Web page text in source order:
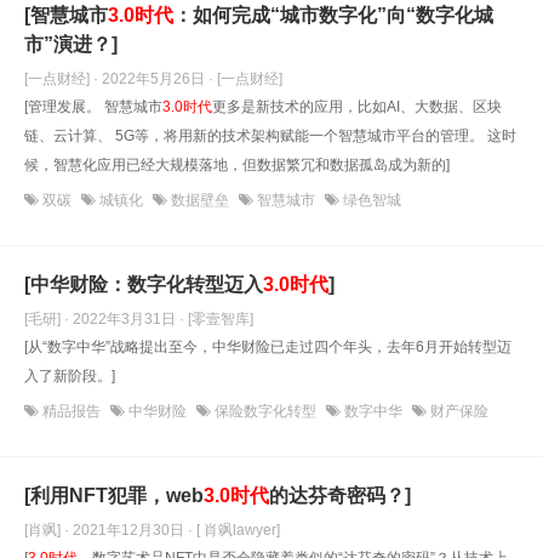
[智慧城市3.0时代 ：如何完成“城市数字化”向“数字化城
市”演进？]
[一点财经] · 2022年5月26日 · [一点财经]
[管理发展。 智慧城市3.0时代更多是新技术的应用，比如AI、大数据、区块
链、云计算、 5G等，将用新的技术架构赋能一个智慧城市平台的管理。 这时
候，智慧化应用已经大规模落地，但数据繁冗和数据孤岛成为新的]
双碳 城镇化 数据壁垒 智慧城市 绿色智城
[中华财险：数字化转型迈入3.0时代]
[毛研] · 2022年3月31日 · [零壹智库]
[从“数字中华”战略提出至今，中华财险已走过四个年头，去年6月开始转型迈
入了新阶段。]
精品报告 中华财险 保险数字化转型 数字中华 财产保险
[利用NFT犯罪，web3.0时代的达芬奇密码？]
[肖飒] · 2021年12月30日 · [ 肖飒lawyer]